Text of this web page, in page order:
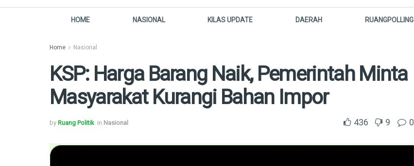
HOME NASIONAL KILAS UPDATE DAERAH RUANGPOLLING
Home Nasional
KSP: Harga Barang Naik, Pemerintah Minta
Masyarakat Kurangi Bahan Impor
by Ruang Politik in Nasional 436 9 0